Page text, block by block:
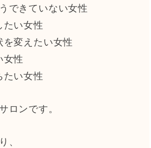
できていない女性
たい女性
を変えたい女性
女性
たい女性
ロンです。
、